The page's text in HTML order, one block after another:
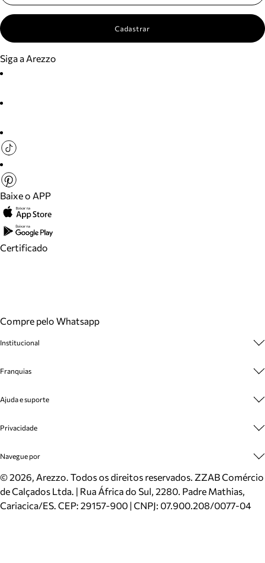
Cadastrar
Siga a Arezzo
Baixe o APP
Certificado
Compre pelo Whatsapp
Institucional
Cashback
Venda Corporativa
Mapa do Site
Inverno
Mundo Arezzo
Franquias
Plano de Negócio
Ajuda e suporte
Cadastro
Meus Pedidos
Trocas e Devoluções
Cartão Presente
Localizador de lojas
Privacidade
Politica e Privacidade
Navegue por
Sapatos
Bolsas
Scarpins
©2026, Arezzo. Todos os direitos reservados. ZZAB Comércio
de Calçados Ltda. | Rua África do Sul, 2280. Padre Mathias,
Cariacica/ES. CEP: 29157-900 | CNPJ: 07.900.208/0077-04